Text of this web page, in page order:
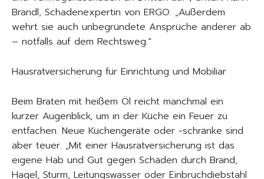
Brandl, Schadenexpertin von ERGO. „Außerdem
wehrt sie auch unbegründete Ansprüche anderer ab
– notfalls auf dem Rechtsweg.“
Hausratversicherung für Einrichtung und Mobiliar
Beim Braten mit heißem Öl reicht manchmal ein
kurzer Augenblick, um in der Küche ein Feuer zu
entfachen. Neue Küchengeräte oder -schränke sind
aber teuer. „Mit einer Hausratversicherung ist das
eigene Hab und Gut gegen Schäden durch Brand,
Hagel, Sturm, Leitungswasser oder Einbruchdiebstahl